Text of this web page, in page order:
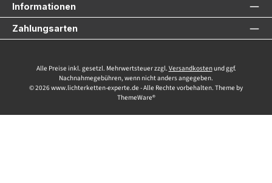
Informationen
Zahlungsarten
Alle Preise inkl. gesetzl. Mehrwertsteuer zzgl. Versandkostenund ggf.
Nachnahmegebühren, wenn nicht anders angegeben.
© 2026 www.lichterketten-experte.de - Alle Rechte vorbehalten. Theme by
ThemeWare®